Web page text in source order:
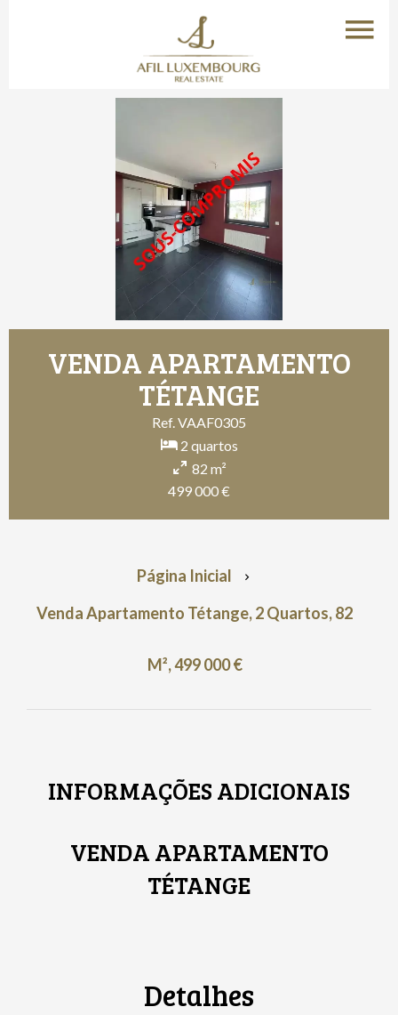
VENDA APARTAMENTO
TÉTANGE
Ref. VAAF0305
2 quartos
82 m²
499 000 €
Página Inicial
Venda Apartamento Tétange, 2 Quartos, 82
M², 499 000 €
INFORMAÇÕES ADICIONAIS
VENDA APARTAMENTO
TÉTANGE
Detalhes